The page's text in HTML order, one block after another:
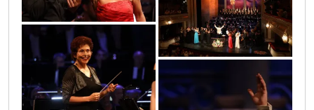
0o3a0653
0o3a0280